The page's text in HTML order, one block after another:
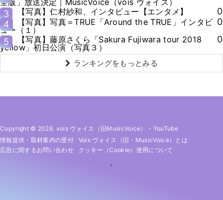
3
【写真】仁村紗和、インタビュー【エンタメ】
0
4
【写真】写真＝TRUE「Around the TRUE」インタビ
ュー（１）
0
5
【写真】藤原さくら「Sakura Fujiwara tour 2018
yellow」初日公演（写真３）
0
ランキングをもっとみる
Copyright © 2026. vois ヴォイス（旧MusicVoice） - YouTube
情報提供・取材案内の受付
Vois ヴォイス（旧・MusicVoice）とは
広告に関するお問い合わせ
クッキー（cookie）使用について
-